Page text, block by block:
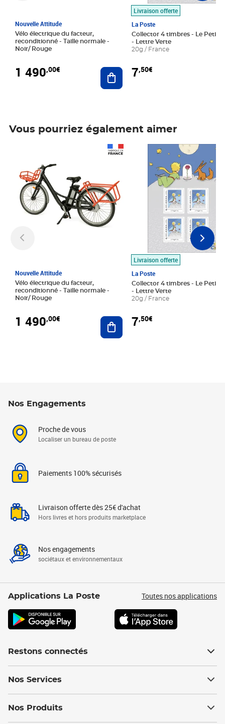
Nouvelle Attitude
Vélo électrique du facteur,
reconditionné - Taille normale -
Noir/ Rouge
1 490,00€ Ajouter au panier
Livraison offerte
La Poste
Collector 4 timbres - Le Petit
- Lettre Verte
20g / France
7,50€
Vous pourriez également aimer
Nouvelle Attitude
Vélo électrique du facteur,
reconditionné - Taille normale -
Noir/ Rouge
1 490,00€ Ajouter au panier
Livraison offerte
La Poste
Collector 4 timbres - Le Petit
- Lettre Verte
20g / France
7,50€
Prix 7,50€
Nos Engagements
Proche de vous
Localiser un bureau de poste
Paiements 100% sécurisés
Livraison offerte dès 25€ d'achat
Hors livres et hors produits marketplace
Nos engagements
sociétaux et environnementaux
Applications La Poste Toutes nos applications
Restons connectés
Nos Services
Nos Produits